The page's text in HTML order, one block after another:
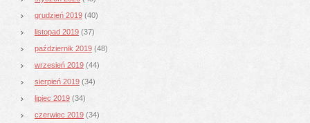
grudzień 2019 (40)
listopad 2019 (37)
październik 2019 (48)
wrzesień 2019 (44)
sierpień 2019 (34)
lipiec 2019 (34)
czerwiec 2019 (34)